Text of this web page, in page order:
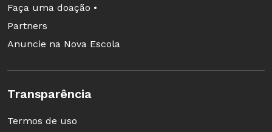
Faça uma doação •
Partners
Anuncie na Nova Escola
Transparência
Termos de uso